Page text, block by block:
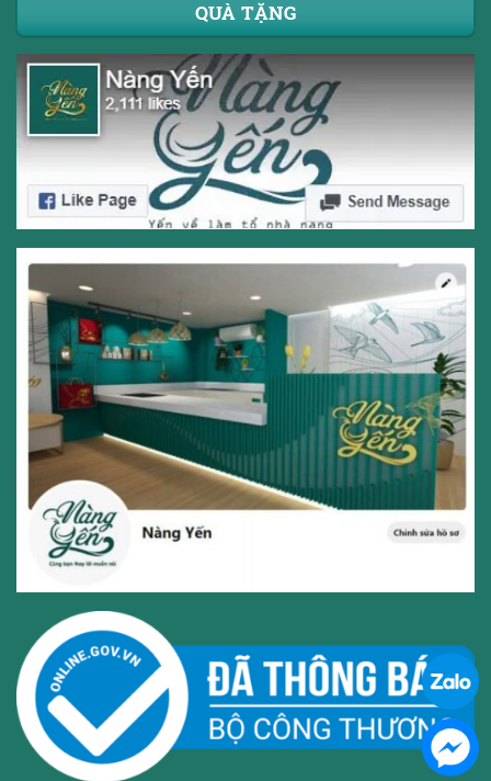
QUÀ TẶNG